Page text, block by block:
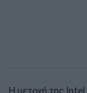
Η μετοχή της Intel